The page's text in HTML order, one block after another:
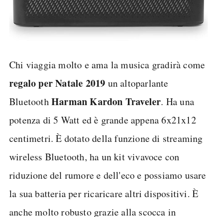
Chi viaggia molto e ama la musica gradirà come
regalo per Natale 2019 un altoparlante
BluetoothHarman Kardon Traveler. Ha una
potenza di 5 Watt ed è grande appena 6x21x12
centimetri. È dotato della funzione di streaming
wireless Bluetooth, ha un kit vivavoce con
riduzione del rumore e dell'eco e possiamo usare
la sua batteria per ricaricare altri dispositivi. È
anche molto robusto grazie alla scocca in